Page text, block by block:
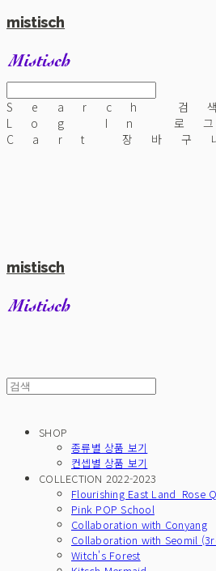
mistisch
Search
검
Log In
로
Cart
장바구
mistisch
SHOP
종류별 상품 보기
컨셉별 상품 보기
COLLECTION 2022-2023
Flourishing East Land_Rose
Pink POP School
Collaboration with Conyang
Collaboration with Seomil
Witch's Forest